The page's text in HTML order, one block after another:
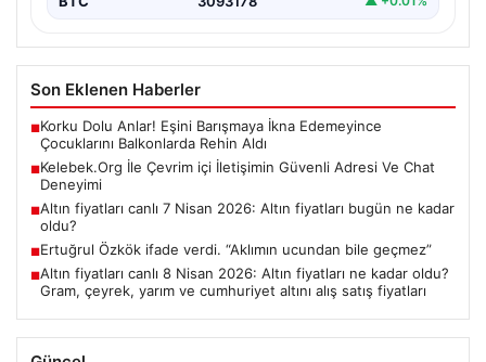
Son Eklenen Haberler
■Korku Dolu Anlar! Eşini Barışmaya İkna Edemeyince
Çocuklarını Balkonlarda Rehin Aldı
■Kelebek.Org İle Çevrim içi İletişimin Güvenli Adresi Ve Chat
Deneyimi
■Altın fiyatları canlı 7 Nisan 2026: Altın fiyatları bugün ne kadar
oldu?
■Ertuğrul Özkök ifade verdi. “Aklımın ucundan bile geçmez”
■Altın fiyatları canlı 8 Nisan 2026: Altın fiyatları ne kadar oldu?
Gram, çeyrek, yarım ve cumhuriyet altını alış satış fiyatları